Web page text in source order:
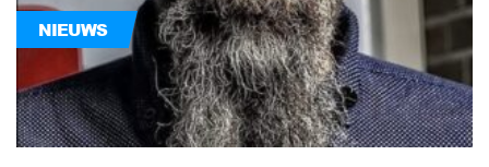
NIEUWS